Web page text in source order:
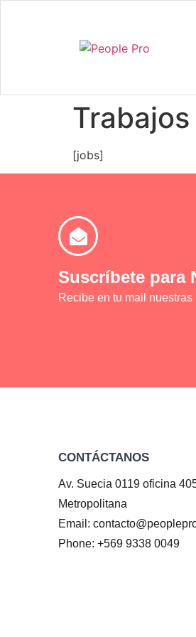
Trabajos
[jobs]
Suscríbete para
Recibe en tu mail
CONTÁCTANOS
Av. Suecia 0119 oficina
Metropolitana
Email:
Phone: +569 9338 0049